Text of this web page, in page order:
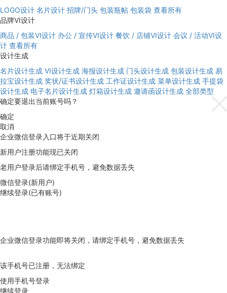
LOGO设计 名片设计 招牌/门头 包装瓶帖 包装袋 查看所有
品牌VI设计
商品 / 包装VI设计 办公 / 宣传VI设计 餐饮 / 店铺VI设计 会议 / 活动VI设
计 查看所有
设计生成
名片设计生成 VI设计生成 海报设计生成 门头设计生成 包装设计生成 易
拉宝设计生成 奖状/证书设计生成 工作证设计生成 菜单设计生成 手提袋
设计生成 电子名片设计生成 灯箱设计生成 邀请函设计生成 全部类型
确定要退出当前账号吗？
确定
取消
企业微信登录入口将于近期关闭
新用户注册功能现已关闭
老用户登录后请绑定手机号，避免数据丢失
微信登录(新用户)
继续登录(已有账号)
企业微信登录功能即将关闭，请绑定手机号，避免数据丢失
该手机号已注册，无法绑定
使用手机号登录
继续登录